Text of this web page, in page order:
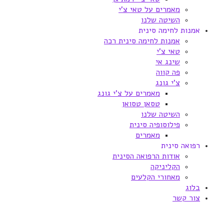
מאמרים על טאי צ'י
השיטה שלנו
אמנות לחימה סינית
אמנות לחימה סינית רכה
טאי צ'י
שינג אי
פה קווה
צ'י גונג
מאמרים על צ'י גונג
טסאן טסואן
השיטה שלנו
פילוסופיה סינית
מאמרים
רפואה סינית
אודות הרפואה הסינית
הקליניקה
מאחורי הקלעים
בלוג
צור קשר